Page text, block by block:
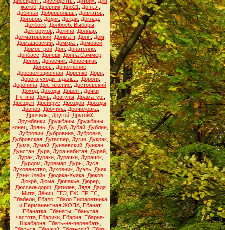
жалоб, Дневник, Дно21 До н.э.
Добиньи, Добровольцы, Довлатов,
Договор Додик Дожди Доклад
Долбоёб Долбоёб. Выборы
Долгоруков, Долина, Доллар,
Долматовский Долматт, Доля Дом
Домашевский, Домкрат, Домовой,
Домострой Дон Донателло
Донбасс
Донецк Донна Саммер
Донос
Доносчик Доносчики
Доносы, Дополнение,
Дореволюционная, Доренко, Дорн,
Дорога уходит вдаль...
Дороги,
Доронина Достижение Достоевский
Доход, Доходы, Доцент, Дочки
Путина, Дочь, Драгуны, Драматург,
Дрезден, Дрейфус Дроздов, Дрозды,
Дронов, Дрочила, Дрочиловка,
Дрочилы, Другой, ДругойХ,
Дружбанки, Дружбаны, Дружбаны
конец Дрянь Ду, Дуб Дубай Дублин
Дубровин, Дубровина, Дубровка,
Дубровская Дугаспер Дугин Дукрак
Дума, Думай, Дунаевский, Дункан,
Дунстан Дура Дура набитая Дурай
Дурак, Дураки, Дурачки, Дурачок,
Дурдом
Дуремар, Дуры, Дуся,
Духовенство Духовник Дуэль Дьяк
Дэни Клейн, Дюдяка-Хуяка, Дюков,
Дюкрё, Дюма, Дюпакье, Дюрер,
Дюссельдорф, Дягилев, Дядя, Дядя
Митя, Дёниц, ЕГЭ, ЕЖ, ЕР, ЕС,
Ебабели Ебало Ебало Тифаретника
и Перманентная ЖОПА, Ебанат,
Ебанатка, Ебанаты, Ебанутая
частота Ебарики Ебарня Ебарня-
Шкабарня, Ебать-не-переебать,